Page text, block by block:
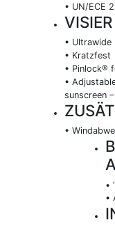
• UN/ECE
VISIER
• Ultrawide
• Kratzfest
• Pinlock®
•
sunscreen
•
•
•